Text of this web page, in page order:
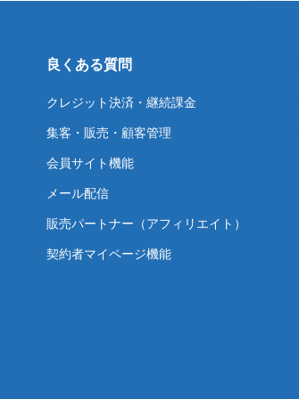
良くある質問
クレジット決済・継続課金
集客・販売・顧客管理
会員サイト機能
メール配信
販売パートナー（アフィリエイト）
契約者マイページ機能